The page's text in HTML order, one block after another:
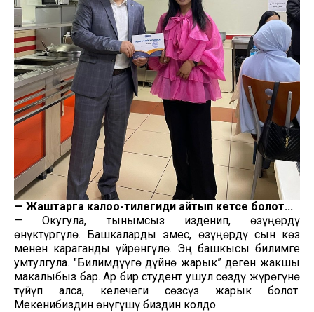
— Жаштарга калоо-тилегиңди айтып кетсең болот...
— Окугула, тынымсыз изденип, өзүңөрдү
өнүктүргүлө. Башкаларды эмес, өзүңөрдү сын көз
менен караганды үйрөнгүлө. Эң башкысы билимге
умтулгула. "Билимдүүгө дүйнө жарык” деген жакшы
макалыбыз бар. Ар бир студент ушул сөздү жүрөгүнө
түйүп алса, келечеги сөзсүз жарык болот.
Мекенибиздин өнүгүшү биздин колдо.